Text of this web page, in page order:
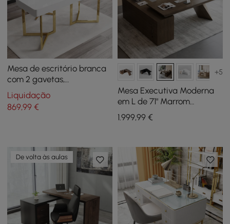
Mesa de escritório branca
com 2 gavetas,
escrivaninha moderna de
63", base de tripé dourada,
aço inoxidável
Liquidação
869,99 €
+5
Mesa Executiva Moderna
em L de 71" Marrom
Esfumado com Armário do
Lado Direito
1.999,99€
De volta às aulas